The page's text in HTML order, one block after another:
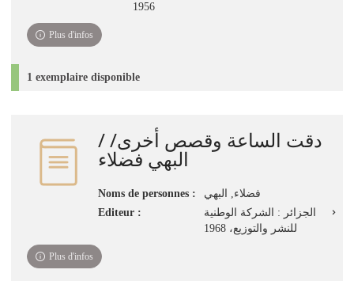
1956
Plus d'infos
1 exemplaire disponible
دقت الساعة وقصص أخرى/ /
البهي فضلاء
Noms de personnes :
فضلاء, البهي
Editeur :
الجزائر : الشركة الوطنية
للنشر والتوزيع، 1968
Plus d'infos